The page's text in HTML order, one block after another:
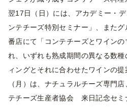
翌17日（日）には、アカデミー・
ンテチーズ特別セミナー」、また
番店にて「コンテチーズとワインの
れ、いずれも熟成期間の異なる数
ィングとそれに合わせたワインの
（月）は、ナチュラルチーズ専門
テチーズ生産者協会 来日記念セミ